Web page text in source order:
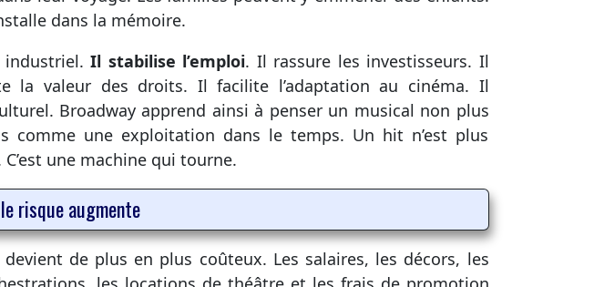
dans la mémoire.
Il stabilise l’emploi. Il rassure les investisseurs. Il
la valeur des droits. Il facilite l’adaptation au cinéma. Il
Broadway apprend ainsi à penser un musical non plus
comme une exploitation dans le temps. Un hit n’est plus
une machine qui tourne.
risque augmente
de plus en plus coûteux. Les salaires, les décors, les